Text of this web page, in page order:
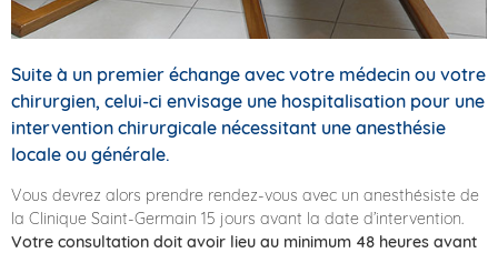
Suite à un premier échange avec votre médecin ou votre
chirurgien, celui-ci envisage une hospitalisation pour une
intervention chirurgicale nécessitant une anesthésie
locale ou générale.
Vous devrez alors prendre rendez-vous avec un anesthésiste de
la Clinique Saint-Germain 15 jours avant la date d’intervention.
Votre consultation doit avoir lieu au minimum 48 heures avant